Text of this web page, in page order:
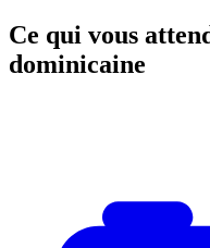
Ce qui vous
dominicaine